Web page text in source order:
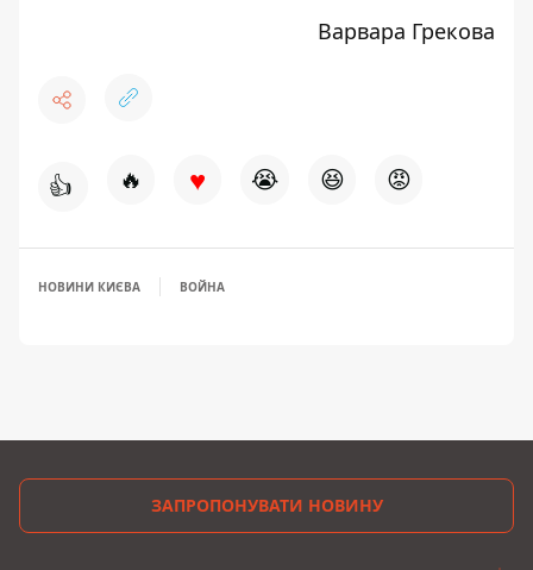
Варвара Грекова
👍 🔥 ♥ 😭 😆 😡
НОВИНИ КИЄВА ВОЙНА
ЗАПРОПОНУВАТИ НОВИНУ